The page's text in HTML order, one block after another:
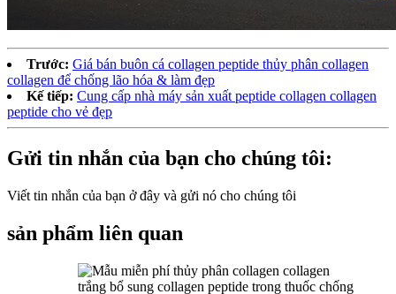
Trước: Giá bán buôn cá collagen peptide thủy phân collagen
collagen để chống lão hóa & làm đẹp
Kế tiếp: Cung cấp nhà máy sản xuất peptide collagen collagen
peptide cho vẻ đẹp
Gửi tin nhắn của bạn cho chúng tôi:
Viết tin nhắn của bạn ở đây và gửi nó cho chúng tôi
sản phẩm liên quan